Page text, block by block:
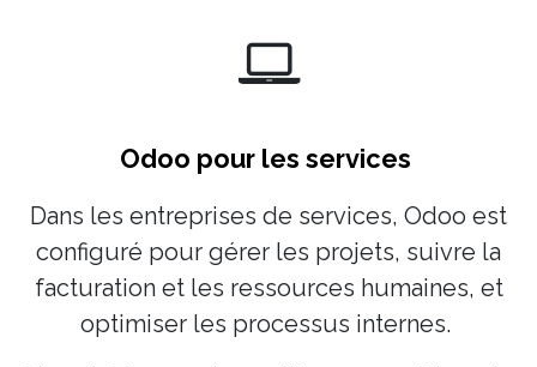
Odoo pour les services
Dans les entreprises de services, Odoo est
configuré pour gérer les projets, suivre la
facturation et les ressources humaines, et
optimiser les processus internes.